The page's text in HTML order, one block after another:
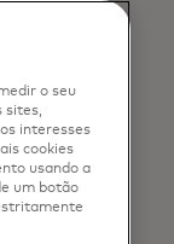
o seu
sites,
interesses
cookies
usando a
um botão